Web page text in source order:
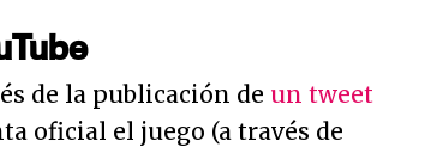
de la publicación de un tweet
oficial el juego (a través de